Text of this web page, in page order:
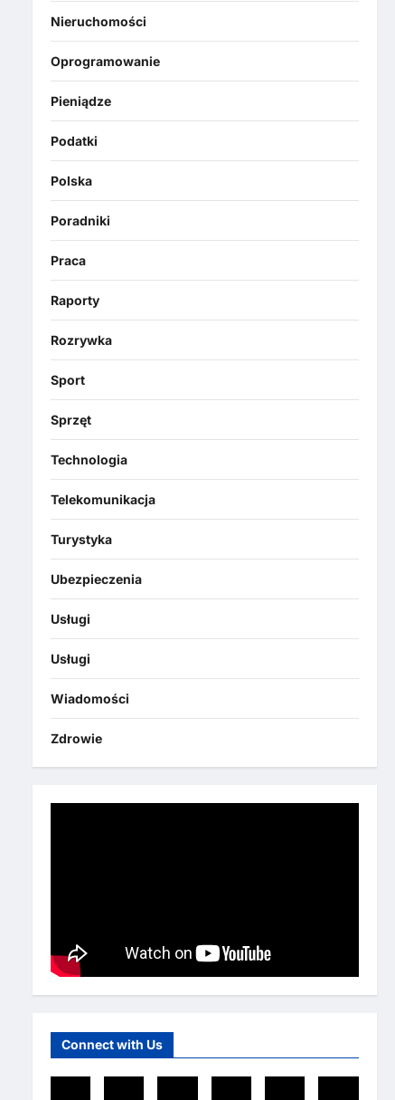
Nieruchomości
Oprogramowanie
Pieniądze
Podatki
Polska
Poradniki
Praca
Raporty
Rozrywka
Sport
Sprzęt
Technologia
Telekomunikacja
Turystyka
Ubezpieczenia
Usługi
Usługi
Wiadomości
Zdrowie
Connect with Us